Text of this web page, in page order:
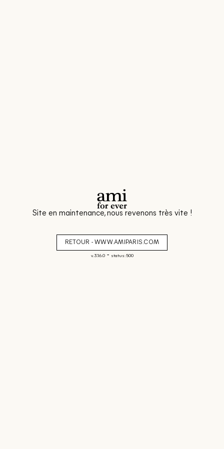
Site en maintenance, nous revenons très vite !
RETOUR - WWW.AMIPARIS.COM
v. 3.16.0- status: 500